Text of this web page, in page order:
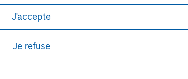
à ces produits d'investissement.
Management ne garantit pas ni
usage particulier.
J'accepte
Je refuse
avant d’engager toute
applicables à la diffusion
Investment Management.